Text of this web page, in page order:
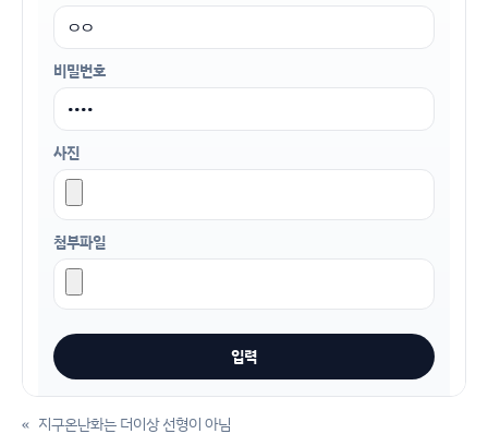
비밀번호
사진
첨부파일
« 지구온난화는 더이상 선형이 아님